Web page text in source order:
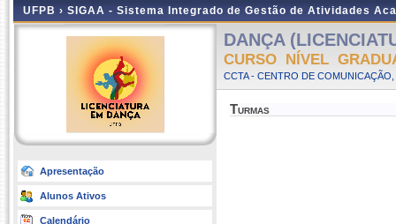
UFPB › SIGAA - Sistema Integrado de Gestão de Atividades
Apresentação
Alunos Ativos
Calendário
DANÇA
CURSO NÍVEL
CCTA - CENTRO DE
Turmas